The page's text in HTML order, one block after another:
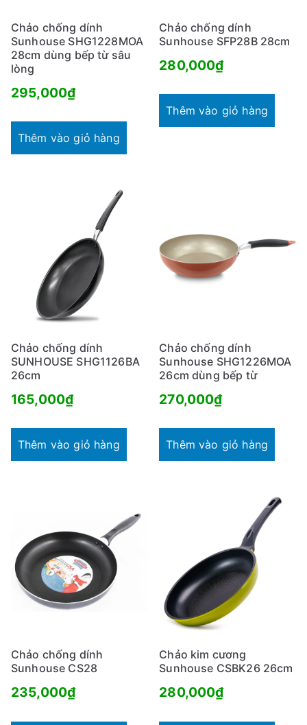
Chảo chống dính
Sunhouse SHG1228MOA
28cm dùng bếp từ sâu
lòng
295,000₫
Thêm vào giỏ hàng
Chảo chống dính
Sunhouse SFP28B 28cm
280,000₫
Thêm vào giỏ hàng
Chảo chống dính
SUNHOUSE SHG1126BA
26cm
165,000₫
Thêm vào giỏ hàng
Chảo chống dính
Sunhouse SHG1226MOA
26cm dùng bếp từ
270,000₫
Thêm vào giỏ hàng
Chảo chống dính
Sunhouse CS28
235,000₫
Chảo kim cương
Sunhouse CSBK26 26cm
280,000₫